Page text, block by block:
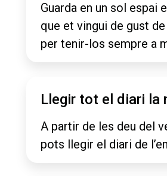
Guarda en un sol espai
que et vingui de gust
per tenir-los sempre a
Llegir tot el diari la
A partir de les deu del
pots llegir el diari de